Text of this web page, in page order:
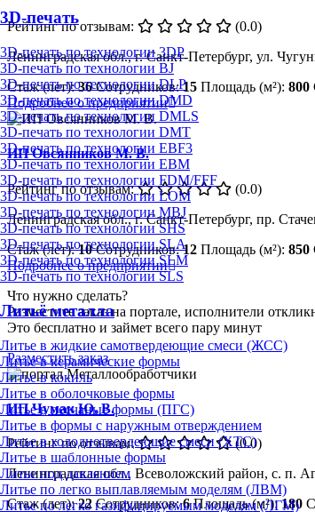
3D-печать
3D-печать по технологии 3DP
3D-печать по технологии BJ
3D-печать по технологии DLP
3D-печать по технологии DMD
3D-печать по технологии DMLS
3D-печать по технологии DMT
3D-печать по технологии EBF3
3D-печать по технологии EBM
3D-печать по технологии FDM/FFF
3D-печать по технологии LOM
3D-печать по технологии MBJ
3D-печать по технологии SHS
3D-печать по технологии SLA
3D-печать по технологии SLM
3D-печать по технологии SLS
Литьё металла
Литье в жидкие самотвердеющие смеси (ЖСС)
Литье в керамические формы
Литье в кокиль
Литье в оболочковые формы
Литье в песчаные формы (ПГС)
Литье в формы с наружным отверждением
Литье в холоднотвердеющие смеси (ХТС)
Литье в шаблонные формы
Литье под давлением
Литье по легко выплавляемым моделям (ЛВМ)
Литье по легко газифицируемым моделям (ЛГМ)
Рейтинг по отзывам:
(0.0)
Ленинградская обл., г. Санкт-Петербург, ул.
Стаж (лет):36 Сотрудников:15 Площадь (м²): 800
Подробнее о предприятии
ИП Овсянников М. В.
Рейтинг по отзывам:
(0.0)
Ленинградская обл., г. Санкт-Петербург, пр.
Стаж (лет):10 Сотрудников:12 Площадь (м²): 850
Подробнее о предприятии
Что нужно сделать?
Разместите заказ на портале, исполнители
Это бесплатно и займет всего пару минут
Разместить заказ
ИП Чумак Ю. В.
Рейтинг по отзывам:
(0.0)
Ленинградская обл., Всеволожский район, с. п.
Стаж (лет):22 Сотрудников:6 Площадь (м²):180